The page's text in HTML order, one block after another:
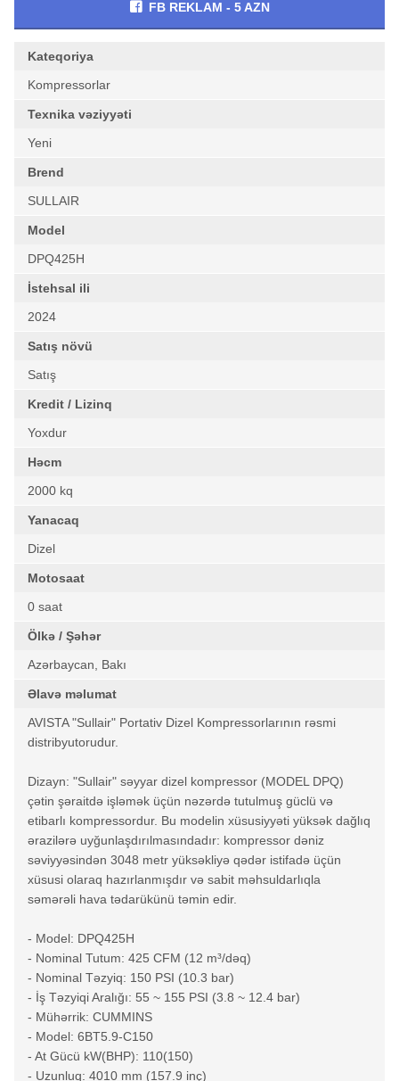
FB REKLAM - 5 AZN
Kateqoriya
Kompressorlar
Texnika vəziyyəti
Yeni
Brend
SULLAIR
Model
DPQ425H
İstehsal ili
2024
Satış növü
Satış
Kredit / Lizinq
Yoxdur
Həcm
2000 kq
Yanacaq
Dizel
Motosaat
0 saat
Ölkə / Şəhər
Azərbaycan, Bakı
Əlavə məlumat
AVISTA "Sullair" Portativ Dizel Kompressorlarının rəsmi
distribyutorudur.
Dizayn: "Sullair" səyyar dizel kompressor (MODEL DPQ)
çətin şəraitdə işləmək üçün nəzərdə tutulmuş güclü və
etibarlı kompressordur. Bu modelin xüsusiyyəti yüksək dağlıq
ərazilərə uyğunlaşdırılmasındadır: kompressor dəniz
səviyyəsindən 3048 metr yüksəkliyə qədər istifadə üçün
xüsusi olaraq hazırlanmışdır və sabit məhsuldarlıqla
səmərəli hava tədarükünü təmin edir.
- Model: DPQ425H
- Nominal Tutum: 425 CFM (12 m³/dəq)
- Nominal Təzyiq: 150 PSI (10.3 bar)
- İş Təzyiqi Aralığı: 55 ~ 155 PSI (3.8 ~ 12.4 bar)
- Mühərrik: CUMMINS
- Model: 6BT5.9-C150
- At Gücü kW(BHP): 110(150)
- Uzunluq: 4010 mm (157.9 inç)